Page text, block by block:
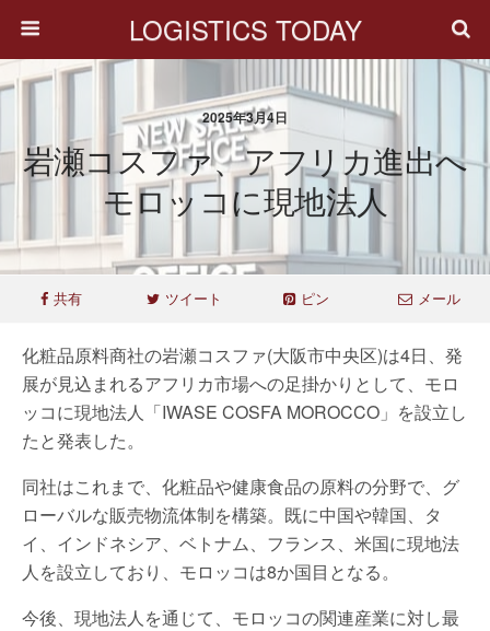
LOGISTICS TODAY
2025年3月4日
岩瀬コスファ、アフリカ進出へ
モロッコに現地法人
共有 ツイート ピン メール
化粧品原料商社の岩瀬コスファ(大阪市中央区)は4日、発
展が見込まれるアフリカ市場への足掛かりとして、モロ
ッコに現地法人「IWASE COSFA MOROCCO」を設立し
たと発表した。
同社はこれまで、化粧品や健康食品の原料の分野で、グ
ローバルな販売物流体制を構築。既に中国や韓国、タ
イ、インドネシア、ベトナム、フランス、米国に現地法
人を設立しており、モロッコは8か国目となる。
今後、現地法人を通じて、モロッコの関連産業に対し最